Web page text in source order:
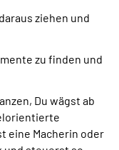
ziehen und
zu finden und
Du wägst ab
eine Macherin oder